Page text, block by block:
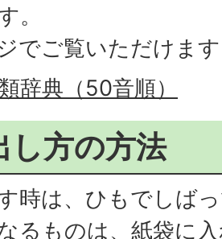
。
でご覧いただけま
辞典（50音順）
し方の方法
時は、ひもでしば
るものは、紙袋に